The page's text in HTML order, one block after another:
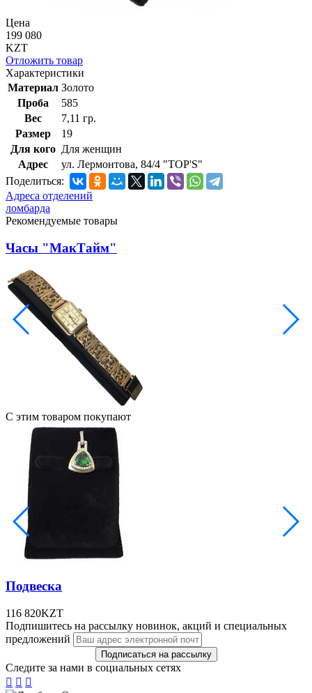
Цена
199 080
KZT
Отложить товар
Характеристики
Материал Золото
Проба
585
Вес
7,11 гр.
Размер
19
Для кого Для женщин
Адрес
ул. Лермонтова, 84/4 "TOP'S"
Поделиться:
Адреса отделений
ломбарда
Рекомендуемые товары
Часы "МакТайм"
С этим товаром покупают
Подвеска
116 820KZT
Подпишитесь на рассылку новинок, акций и специальных
предложений
Следите за нами в социальных сетях
  